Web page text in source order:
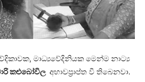
මාධ්‍යවේදිනියක මෙන්ම නාට්‍ය
කළුබෝවිලඅභාවප්‍රාප්ත වී තිබෙනවා.